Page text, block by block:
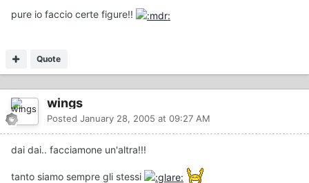
pure io faccio certe figure!!
Quote
wings
Posted January 28, 2005 at 09:27 AM
dai dai.. facciamone un'altra!!!
tanto siamo sempre gli stessi